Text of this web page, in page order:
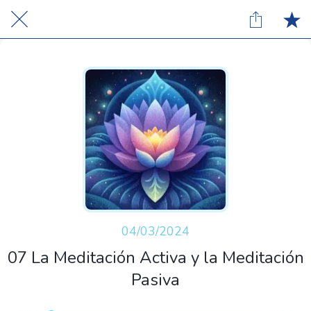
04/03/2024
07 La Meditación Activa y la Meditación
Pasiva